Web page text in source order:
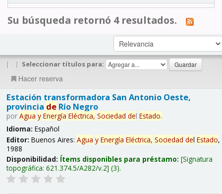
Su búsqueda retornó 4 resultados.
| | Seleccionar títulos para:
Hacer reserva
Estación transformadora San Antonio Oeste,
provincia deRío Negro
por Agua y Energía Eléctrica, Sociedad del Estado.
Idioma: Español
Editor: Buenos Aires: Agua y Energía Eléctrica, Sociedad del Estado,
1988
Disponibilidad: Ítems disponibles para préstamo: Signatura
topográfica: 621.374.5/A282/v.2 (3).